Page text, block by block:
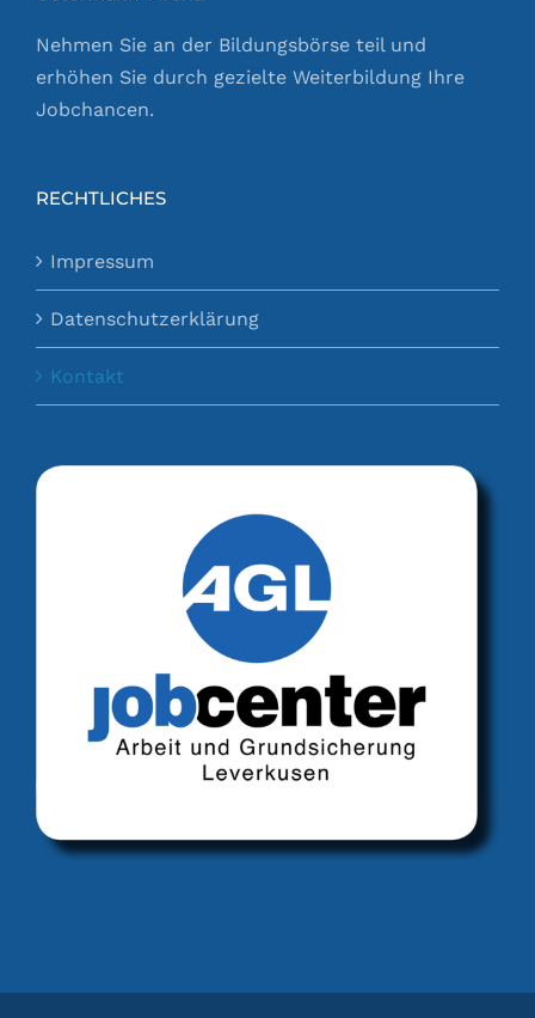
Nehmen Sie an der Bildungsbörse teil und
erhöhen Sie durch gezielte Weiterbildung Ihre
Jobchancen.
RECHTLICHES
Impressum
Datenschutzerklärung
Kontakt